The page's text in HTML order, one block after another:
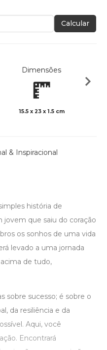
Calcular
Dimensões
15.5 x 23 x 1.5 cm
& Inspiracional
história de
jovem que saiu do coração
os sonhos de uma vida
levado a uma jornada
de tudo,
sobre sucesso; é sobre o
da resiliência e da
Aqui, você
Encontrará